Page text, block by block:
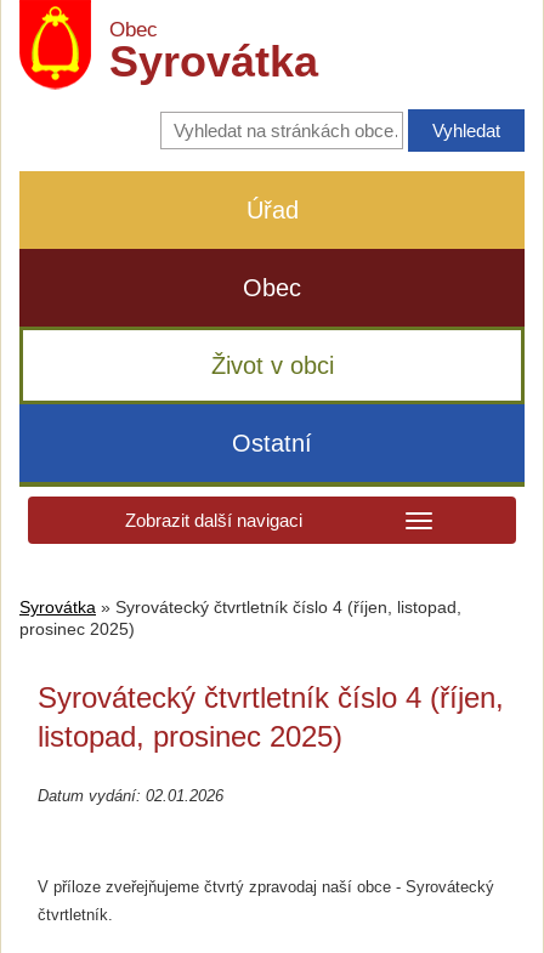
Obec
Syrovátka
Vyhledávání
na
stránkách
Úřad
Obec
Život v obci
Ostatní
Zobrazit další navigaci
Syrovátka » Syrovátecký čtvrtletník číslo 4 (říjen, listopad,
prosinec 2025)
Syrovátecký čtvrtletník číslo 4 (říjen,
listopad, prosinec 2025)
Datum vydání: 02.01.2026
V příloze zveřejňujeme čtvrtý zpravodaj naší obce - Syrovátecký
čtvrtletník.